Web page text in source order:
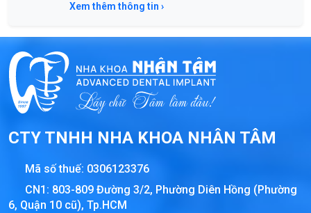
Xem thêm thông tin ›
CTY TNHH NHA KHOA NHÂN TÂM
Mã số thuế: 0306123376
CN1: 803-809 Đường 3/2, Phường Diên Hồng (Phường
6, Quận 10 cũ), Tp.HCM